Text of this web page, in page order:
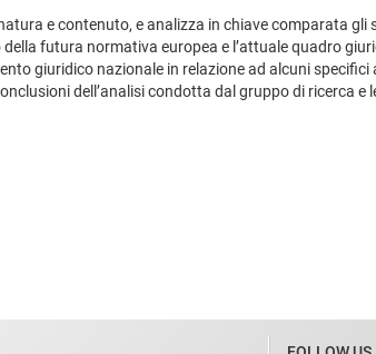
e contenuto, e analizza in chiave comparata gli
futura normativa europea e l’attuale quadro
giuridico nazionale in relazione ad alcuni specifici
dell’analisi condotta dal gruppo di ricerca e